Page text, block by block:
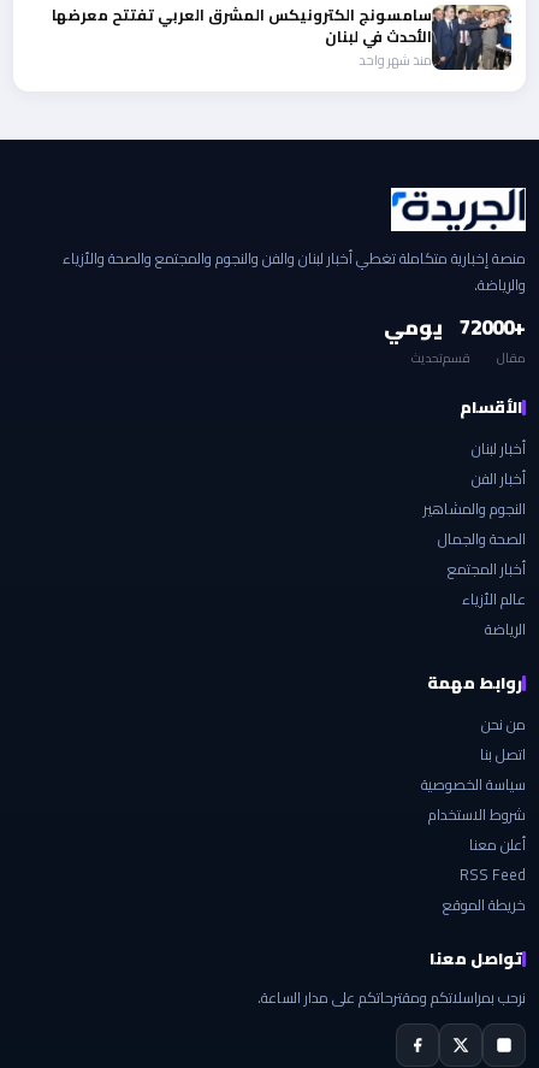
سامسونج الكترونيكس المشرق العربي تفتتح معرضها
الأحدث في لبنان
منذ شهر واحد
منصة إخبارية متكاملة تغطي أخبار لبنان والفن والنجوم والمجتمع والصحة والأزياء
والرياضة.
+2000
مقال
7
قسم
يومي
تحديث
الأقسام
أخبار لبنان
أخبار الفن
النجوم والمشاهير
الصحة والجمال
أخبار المجتمع
عالم الأزياء
الرياضة
روابط مهمة
من نحن
اتصل بنا
سياسة الخصوصية
شروط الاستخدام
أعلن معنا
RSS Feed
خريطة الموقع
تواصل معنا
نرحب بمراسلاتكم ومقترحاتكم على مدار الساعة.